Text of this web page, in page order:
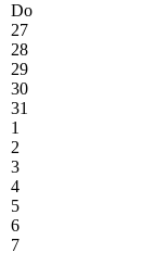
Do
27
28
29
30
31
1
2
3
4
5
6
7